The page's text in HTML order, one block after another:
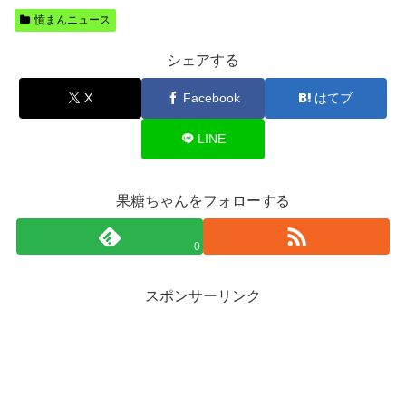
憤まんニュース
シェアする
X Facebook はてブ
LINE
果糖ちゃんをフォローする
0
スポンサーリンク